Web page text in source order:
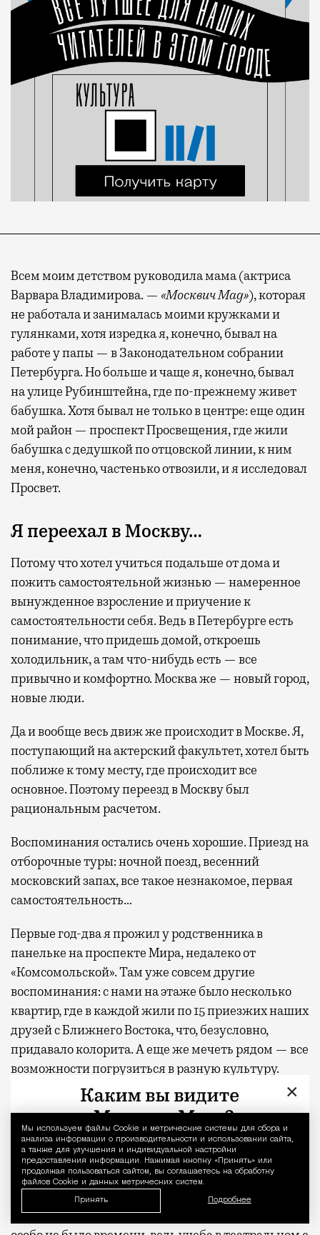
Уведомление
Мы используем файлы Сookie и метрические системы для сбора и
анализа информации о производительности и использовании сайта,
а также для улучшения и индивидуальной настройки
предоставления информации. Нажимая кнопку «Принять» или
продолжая пользоваться сайтом, вы соглашаетесь на обработку
файлов Cookie и данных метрических систем.
Принять Подробнее
Всем моим детством руководила мама (актриса
Варвара Владимирова. — «Москвич Mag»), которая
не работала и занималась моими кружками и
гулянками, хотя изредка я, конечно, бывал на
работе у папы — в Законодательном собрании
Петербурга. Но больше и чаще я, конечно, бывал
на улице Рубинштейна, где по-прежнему живет
бабушка. Хотя бывал не только в центре: еще один
мой район — проспект Просвещения, где жили
бабушка с дедушкой по отцовской линии, к ним
меня, конечно, частенько отвозили, и я исследовал
Просвет.
Я переехал в Москву…
Потому что хотел учиться подальше от дома и
пожить самостоятельной жизнью — намеренное
вынужденное взросление и приучение к
самостоятельности себя. Ведь в Петербурге есть
понимание, что придешь домой, откроешь
холодильник, а там что-нибудь есть — все
привычно и комфортно. Москва же — новый город,
новые люди.
Да и вообще весь движ же происходит в Москве. Я,
поступающий на актерский факультет, хотел быть
поближе к тому месту, где происходит все
основное. Поэтому переезд в Москву был
рациональным расчетом.
Воспоминания остались очень хорошие. Приезд на
отборочные туры: ночной поезд, весенний
московский запах, все такое незнакомое, первая
самостоятельность…
Первые год-два я прожил у родственника в
панельке на проспекте Мира, недалеко от
«Комсомольской». Там уже совсем другие
воспоминания: с нами на этаже было несколько
квартир, где в каждой жили по 15 приезжих наших
друзей с Ближнего Востока, что, безусловно,
придавало колорита. А еще же мечеть рядом — все
возможности погрузиться в разную культуру.
Мои любимые районы…
Вся моя жизнь и воспоминания были связаны с
Камергерским переулком и со всем, что вокруг
него. Сейчас я живу здесь, и мне тут хорошо.
На посещение тусовочных мест у меня никогда
×